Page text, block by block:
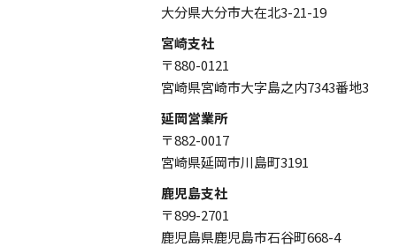
大分県大分市大在北3-21-19
宮崎支社
〒880-0121
宮崎県宮崎市大字島之内7343番地3
延岡営業所
〒882-0017
宮崎県延岡市川島町3191
鹿児島支社
〒899-2701
鹿児島県鹿児島市石谷町668-4